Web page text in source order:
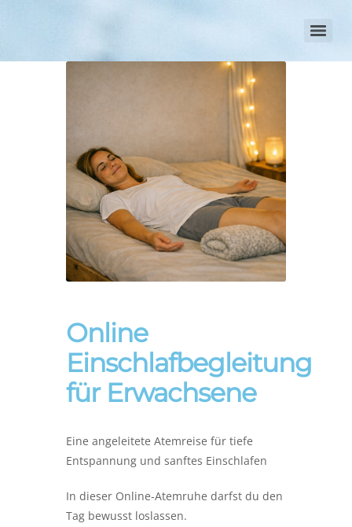
Online
Einschlafbegleitung
für Erwachsene
Eine angeleitete Atemreise für tiefe
Entspannung und sanftes Einschlafen
In dieser Online‑Atemruhe darfst du den
Tag bewusst loslassen.